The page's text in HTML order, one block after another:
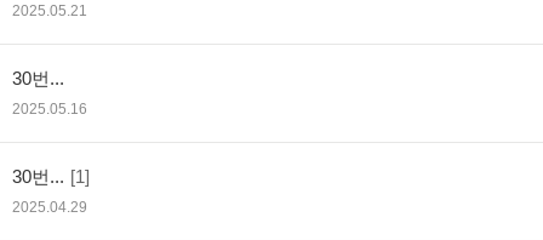
2025.05.21
30번...
2025.05.16
30번... [1]
2025.04.29